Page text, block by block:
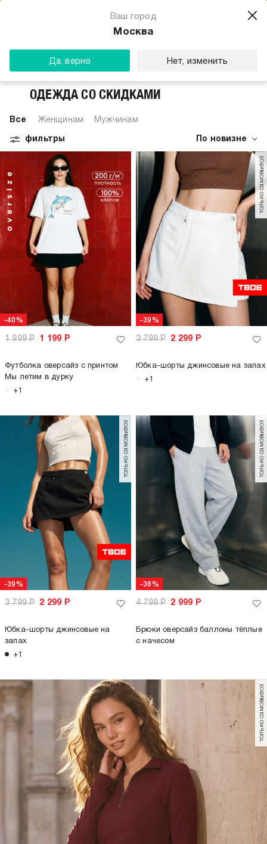
Ваш город
Москва
Да, верно Нет, изменить
ОДЕЖДА СО СКИДКАМИ
Все Женщинам Мужчинам
По новизне
фильтры
-40%
1 999Р 1 199 Р
Футболка оверсайз с принтом
Мы летим в дурку
+1
-39%
только самовывоз
3 799Р 2 299 Р
Юбка-шорты джинсовые на запах
+1
-39%
только самовывоз
3 799Р 2 299 Р
Юбка-шорты джинсовые на
запах
+1
-38%
только самовывоз
4 799Р 2 999 Р
Брюки оверсайз баллоны тёплые
с начесом
только самовывоз
Магазин одежды для тебя